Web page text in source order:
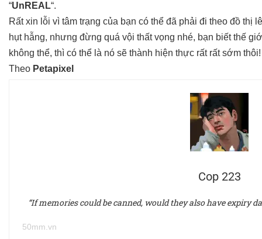
“UnREAL“.
Rất xin lỗi vì tâm trạng của bạn có thể đã phải đi theo đồ thị
hụt hẫng, nhưng đừng quá vội thất vọng nhé, bạn biết thế
không thể, thì có thể là nó sẽ thành hiện thực rất rất sớm thôi!
Theo Petapixel
Cop 223
“If memories could be canned, would they also have expiry
50mm.vn